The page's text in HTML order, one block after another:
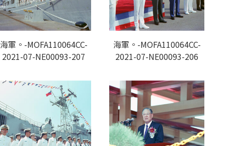
海軍。-MOFA110064CC-
2021-07-NE00093-207
海軍。-MOFA110064CC-
2021-07-NE00093-206